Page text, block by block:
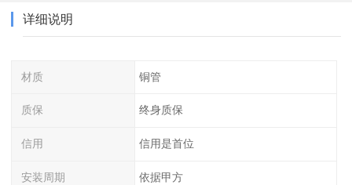
详细说明
材质 铜管
质保 终身质保
信用 信用是首位
安装周期 依据甲方